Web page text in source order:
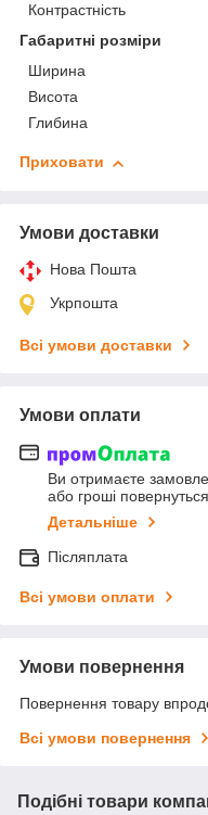
Контрастність
Габаритні розміри
Ширина
Висота
Глибина
Приховати
Умови доставки
Нова Пошта
Укрпошта
Всі умови доставки
Умови оплати
Ви отримаєте
або гроші
Детальніше
Післяплата
Всі умови оплати
Умови повернення
Повернення товару
Всі умови повернення
Подібні товари